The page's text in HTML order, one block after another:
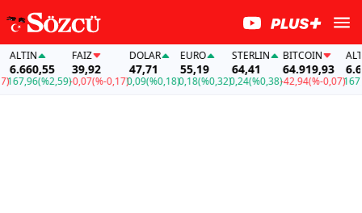
(%2,59)
39,92
-0,07(%-0,17)
DOLAR
47,71
0,09(%0,18)
EURO
55,19
0,18(%0,32)
STERLIN
64,41
0,24(%0,38)
BITCOIN
64.919,93
-42,94(%-0,07)
ALTIN
167,96